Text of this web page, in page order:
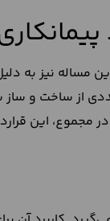
مساله نیز به
از ساخت و
مجموع، این